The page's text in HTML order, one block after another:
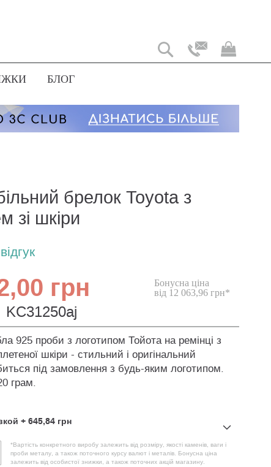
Мій
БЛОГ
брелок Toyota з
зі шкіри
грн
Бонусна ціна
від 12 063,96 грн*
KC31250aj
925 проби з логотипом Тойота на ремінці з
шкіри - стильний і оригінальний
під замовлення з будь-яким логотипом.
грам.
+ 645,84 грн
*Вартість конкретного виробу залежить від розміру, якості каменів, ваги і
проби металу, а також поточного курсу валют і металів. Бонусна ціна
залежить від особистої знижки, а також поточних акцій магазину.